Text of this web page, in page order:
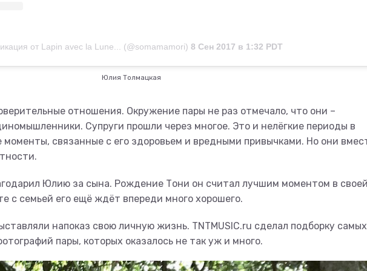
от Lapin avec la Lune... (@somamamori) 8 Сен 2017 в 1:32 PDT
Юлия Толмацкая
отношения. Окружение пары не раз отмечало, что они –
Супруги прошли через многое. Это и нелёгкие периоды в
моменты, связанные с его здоровьем и вредными привычками. Но они
Юлию за сына. Рождение Тони он считал лучшим моментом в
с семьей его ещё ждёт впереди много хорошего.
напоказ свою личную жизнь. TNTMUSIC.ru сделал подборку самых
пары, которых оказалось не так уж и много.